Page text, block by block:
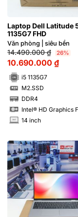
Laptop Dell Latitude
1135G7 FHD
Văn phòng | siêu bền
14.490.000₫ 26%
10.690.000 ₫
i5 1135G7
SSD M2.SSD
RAM
DDR4
Intel® HD Graphics
INCH 14 inch